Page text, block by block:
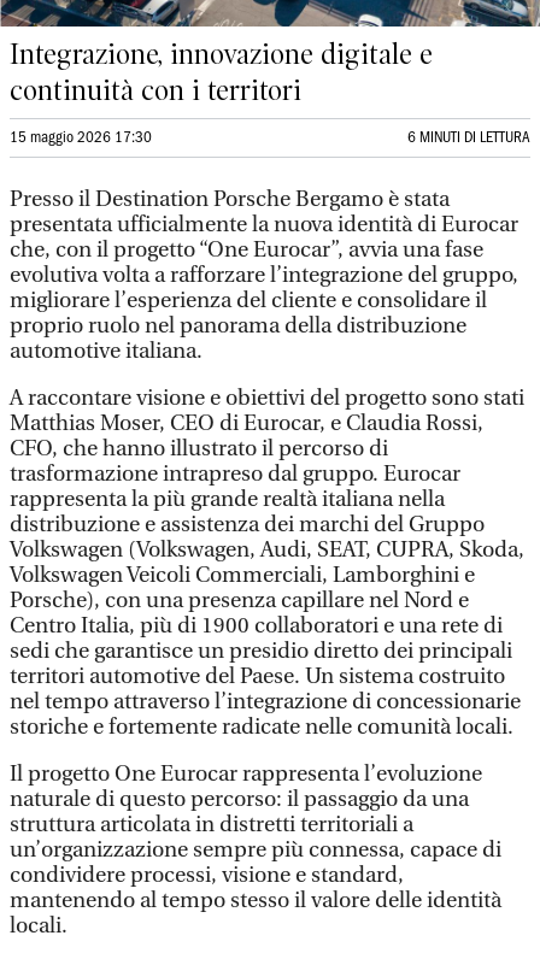
Integrazione, innovazione digitale e
continuità con i territori
15 maggio 2026 17:30 6 MINUTI DI LETTURA
Presso il Destination Porsche Bergamo è stata
presentata ufficialmente la nuova identità di Eurocar
che, con il progetto “One Eurocar”, avvia una fase
evolutiva volta a rafforzare l’integrazione del gruppo,
migliorare l’esperienza del cliente e consolidare il
proprio ruolo nel panorama della distribuzione
automotive italiana.
A raccontare visione e obiettivi del progetto sono stati
Matthias Moser, CEO di Eurocar, e Claudia Rossi,
CFO, che hanno illustrato il percorso di
trasformazione intrapreso dal gruppo. Eurocar
rappresenta la più grande realtà italiana nella
distribuzione e assistenza dei marchi del Gruppo
Volkswagen (Volkswagen, Audi, SEAT, CUPRA, Skoda,
Volkswagen Veicoli Commerciali, Lamborghini e
Porsche), con una presenza capillare nel Nord e
Centro Italia, più di 1900 collaboratori e una rete di
sedi che garantisce un presidio diretto dei principali
territori automotive del Paese. Un sistema costruito
nel tempo attraverso l’integrazione di concessionarie
storiche e fortemente radicate nelle comunità locali.
Il progetto One Eurocar rappresenta l’evoluzione
naturale di questo percorso: il passaggio da una
struttura articolata in distretti territoriali a
un’organizzazione sempre più connessa, capace di
condividere processi, visione e standard,
mantenendo al tempo stesso il valore delle identità
locali.